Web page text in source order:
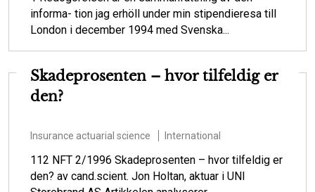
informa- tion jag erhöll under min stipendieresa till
London i december 1994 med Svenska...
Skadeprosenten – hvor tilfeldig er
den?
Insurance actuarial science International
112 NFT 2/1996 Skadeprosenten – hvor tilfeldig er
den? av cand.scient. Jon Holtan, aktuar i UNI